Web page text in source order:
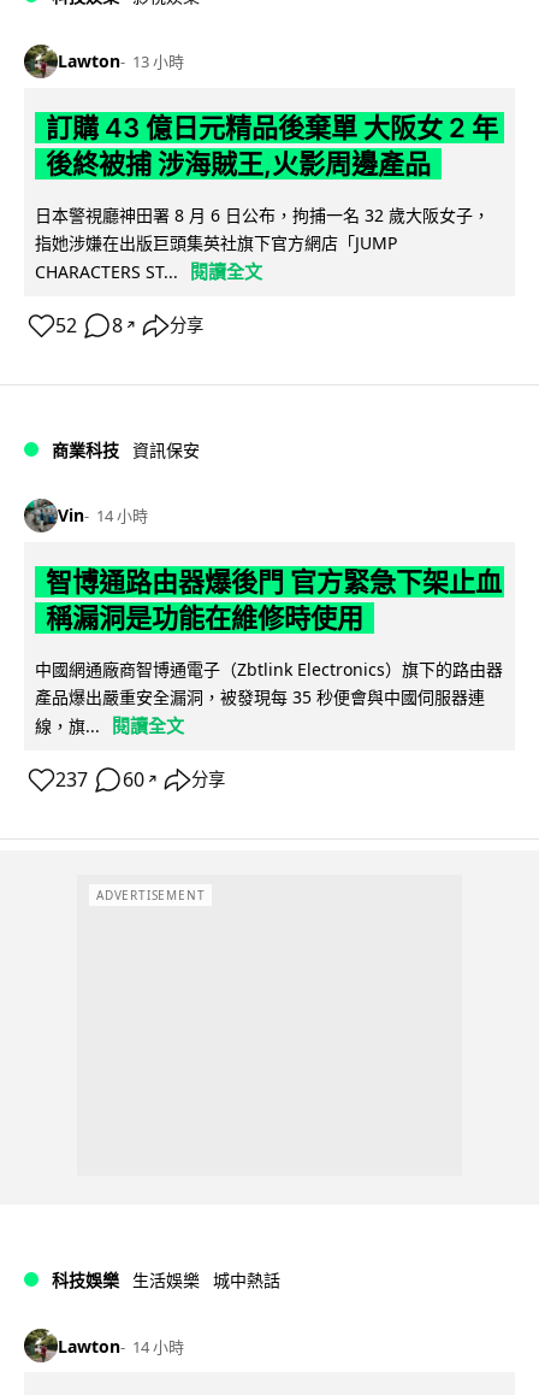
Lawton 13 小時
訂購 43 億日元精品後棄單 大阪女 2 年
後終被捕 涉海賊王,火影周邊產品
日本警視廳神田署 8 月 6 日公布，拘捕一名 32 歲大阪女子，
指她涉嫌在出版巨頭集英社旗下官方網店「JUMP
CHARACTERS ST...
閱讀全文
52 8 ↗ 分享
商業科技 資訊保安
Vin 14 小時
智博通路由器爆後門 官方緊急下架止血
稱漏洞是功能在維修時使用
中國網通廠商智博通電子（Zbtlink Electronics）旗下的路由器
產品爆出嚴重安全漏洞，被發現每 35 秒便會與中國伺服器連
線，旗...
閱讀全文
237 60 ↗ 分享
ADVERTISEMENT
科技娛樂 生活娛樂 城中熱話
Lawton 14 小時